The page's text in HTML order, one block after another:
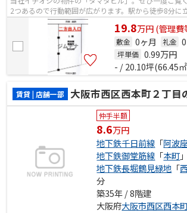
2つあるので行動範囲が広がります。駅から徒歩8分に
19.8万円(管理費
敷金 0ヶ月 礼金
坪単価 0.99万円
- / 20.10坪(66.45
賃貸 | 店舗一部 大阪市西区西本町２丁目
仲手半額
8.6万円
地下鉄千日前線 「阿波
地下鉄御堂筋線 「本町
地下鉄長堀鶴見緑地 「
分
築35年 / 8階建
大阪府大阪市西区西本